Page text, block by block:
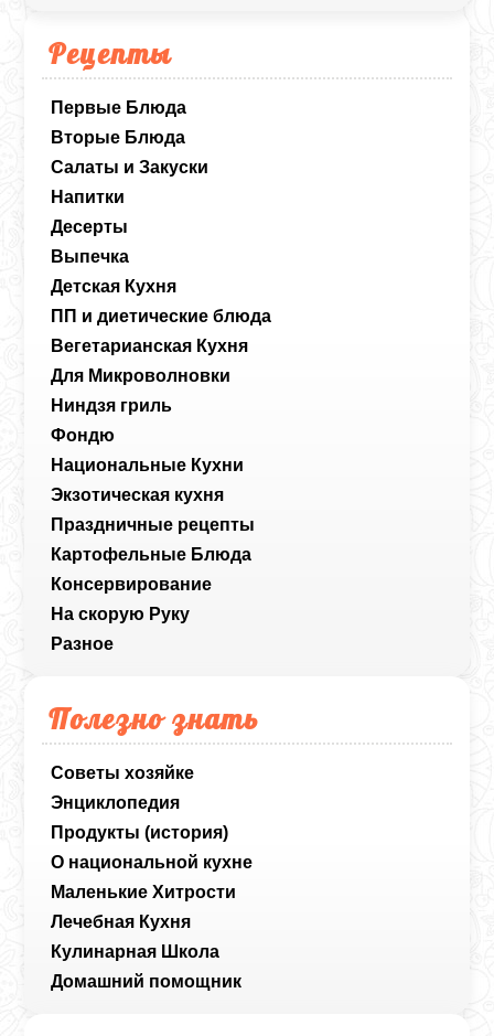
Рецепты
Первые Блюда
Вторые Блюда
Салаты и Закуски
Напитки
Десерты
Выпечка
Детская Кухня
ПП и диетические блюда
Вегетарианская Кухня
Для Микроволновки
Ниндзя гриль
Фондю
Национальные Кухни
Экзотическая кухня
Праздничные рецепты
Картофельные Блюда
Консервирование
На скорую Руку
Разное
Полезно знать
Советы хозяйке
Энциклопедия
Продукты (история)
О национальной кухне
Маленькие Хитрости
Лечебная Кухня
Кулинарная Школа
Домашний помощник